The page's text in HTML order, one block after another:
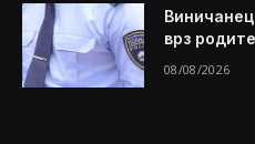
врз
08/08/2026